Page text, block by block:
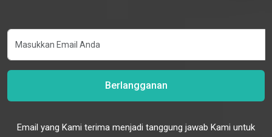
Berlangganan
Email yang Kami terima menjadi tanggung jawab Kami untuk